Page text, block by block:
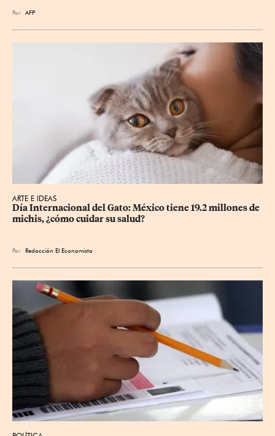
Por AFP
ARTE E IDEAS
Día Internacional del Gato: México tiene 19.2 millones de
michis, ¿cómo cuidar su salud?
Por Redacción El Economista